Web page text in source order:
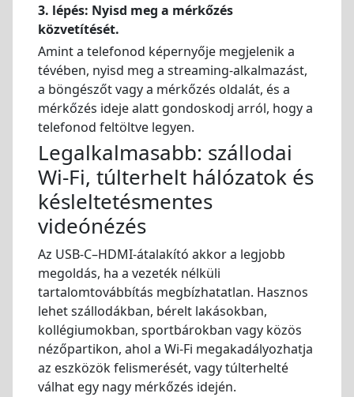
3. lépés: Nyisd meg a mérkőzés
közvetítését.
Amint a telefonod képernyője megjelenik a
tévében, nyisd meg a streaming-alkalmazást,
a böngészőt vagy a mérkőzés oldalát, és a
mérkőzés ideje alatt gondoskodj arról, hogy a
telefonod feltöltve legyen.
Legalkalmasabb: szállodai
Wi-Fi, túlterhelt hálózatok és
késleltetésmentes
videónézés
Az USB-C–HDMI-átalakító akkor a legjobb
megoldás, ha a vezeték nélküli
tartalomtovábbítás megbízhatatlan. Hasznos
lehet szállodákban, bérelt lakásokban,
kollégiumokban, sportbárokban vagy közös
nézőpartikon, ahol a Wi-Fi megakadályozhatja
az eszközök felismerését, vagy túlterhelté
válhat egy nagy mérkőzés idején.